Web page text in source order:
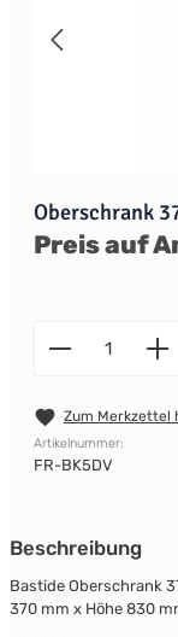
Oberschrank
Preis auf
Zum Merkzettel
Artikelnummer:
FR-BK5DV
Beschreibung
Bastide Oberschrank
370 mm x Höhe 830